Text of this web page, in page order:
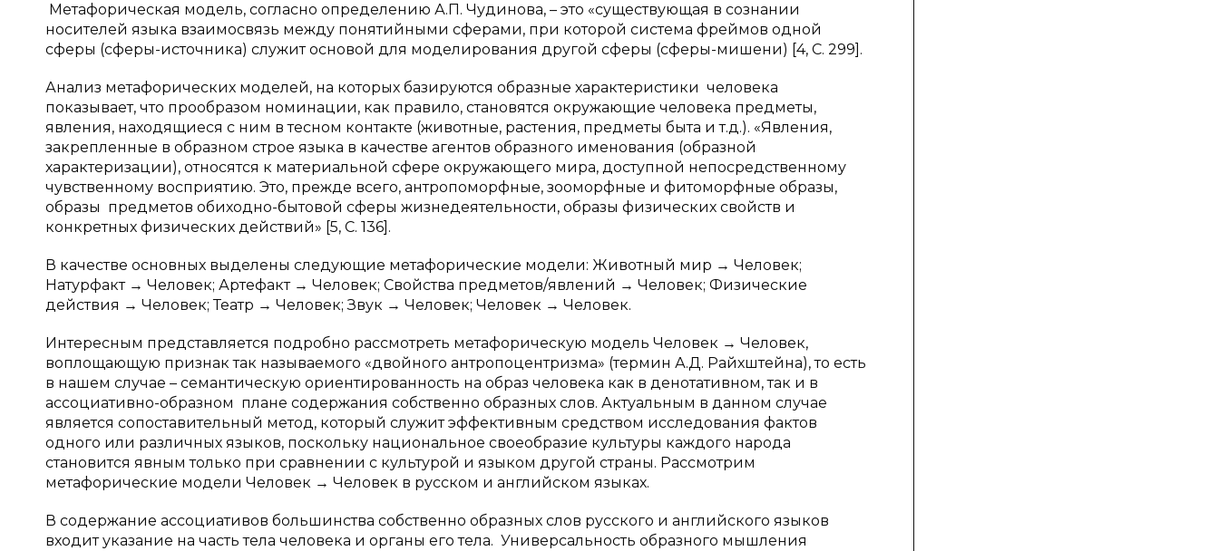
Метафорическая модель, согласно определению А.П. Чудинова, – это «существующая в сознании
носителей язы­ка взаимосвязь между понятийными сферами, при которой система фреймов одной
сферы (сферы-источника) служит основой для моделирования другой сферы (сферы-мишени) [4, С. 299].
Анализ метафорических моделей, на которых базируются образные характеристики человека
показывает, что прообразом номинации, как правило, становятся окружающие человека предметы,
явления, находящиеся с ним в тесном контакте (животные, растения, предметы быта и т.д.). «Явления,
закрепленные в образном строе языка в качестве агентов образного именования (образной
характеризации), относятся к материальной сфере окружающего мира, доступной непосредственному
чувственному восприятию. Это, прежде всего, антропоморфные, зооморфные и фитоморфные образы,
образы предметов обиходно-бытовой сферы жизнедеятельности, образы физических свойств и
конкретных физических действий» [5, С. 136].
В качестве основных выделены следующие метафорические модели: Животный мир → Человек;
Натурфакт → Человек; Артефакт → Человек; Свойства предметов/явлений → Человек; Физические
действия → Человек; Театр → Человек; Звук → Человек; Человек → Человек.
Интересным представляется подробно рассмотреть метафорическую модель Человек → Человек,
воплощающую признак так называемого «двойного антропоцентризма» (термин А.Д. Райхштейна), то есть
в нашем случае – семантическую ориентированность на образ человека как в денотативном, так и в
ассоциативно-образном плане содержания собственно образных слов. Актуальным в данном случае
является сопоставительный метод, который служит эффективным средством исследования фактов
одного или различных языков, поскольку национальное своеобразие культуры каждого народа
становится явным только при сравнении с культурой и языком другой страны. Рассмотрим
метафорические модели Человек → Человек в русском и английском языках.
В содержание ассоциативов большинства собственно образных слов русского и английского языков
входит указание на часть тела человека и органы его тела. Универсальность образного мышления